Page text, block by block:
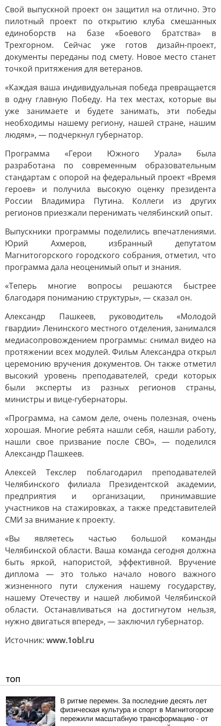
Свой выпускной проект он защитил на отлично. Это
пилотный проект по открытию клуба смешанных
единоборств на базе «Боевого братства» в
Трехгорном. Сейчас уже готов дизайн-проект,
документы переданы под смету. Новое место станет
точкой притяжения для ветеранов.
«Каждая ваша индивидуальная победа превращается
в одну главную Победу. На тех местах, которые вы
уже занимаете и будете занимать, эти победы
необходимы нашему региону, нашей стране, нашим
людям», — подчеркнул губернатор.
Программа «Герои Южного Урала» была
разработана по современным образовательным
стандартам с опорой на федеральный проект «Время
героев» и получила высокую оценку президента
России Владимира Путина. Коллеги из других
регионов приезжали перенимать челябинский опыт.
Выпускники программы поделились впечатлениями.
Юрий Ахмеров, избранный депутатом
Магнитогорского городского собрания, отметил, что
программа дала неоценимый опыт и знания.
«Теперь многие вопросы решаются быстрее
благодаря пониманию структуры», — сказал он.
Александр Пашкеев, руководитель «Молодой
гвардии» Ленинского местного отделения, занимался
медиасопровождением программы: снимал видео на
протяжении всех модулей. Фильм Александра открыл
церемонию вручения документов. Он также отметил
высокий уровень преподавателей, среди которых
были эксперты из разных регионов страны,
министры и вице-губернаторы.
«Программа, на самом деле, очень полезная, очень
хорошая. Многие ребята нашли себя, нашли работу,
нашли свое призвание после СВО», — поделился
Александр Пашкеев.
Алексей Текслер поблагодарил преподавателей
Челябинского филиала Президентской академии,
предприятия и организации, принимавшие
участников на стажировках, а также представителей
СМИ за внимание к проекту.
«Вы являетесь частью большой команды
Челябинской области. Ваша команда сегодня должна
быть яркой, напористой, эффективной. Вручение
диплома — это только начало нового важного
жизненного пути служения нашему государству,
нашему Отечеству и нашей любимой Челябинской
области. Останавливаться на достигнутом нельзя,
нужно двигаться вперед», — заключил губернатор.
Источник: www.1obl.ru
ТОП
В ритме перемен. За последние десять лет
физическая культура и спорт в Магнитогорске
пережили масштабную трансформацию - от